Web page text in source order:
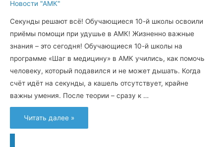
Новости "АМК"
Секунды решают всё! Обучающиеся 10-й школы освоили
приёмы помощи при удушье в АМК! Жизненно важные
знания – это сегодня! Обучающиеся 10-й школы на
программе «Шаг в медицину» в АМК учились, как помочь
человеку, который подавился и не может дышать. Когда
счёт идёт на секунды, а кашель отсутствует, крайне
важны умения. После теории – сразу к …
Обучающиеся
10-
й
Читать далее »